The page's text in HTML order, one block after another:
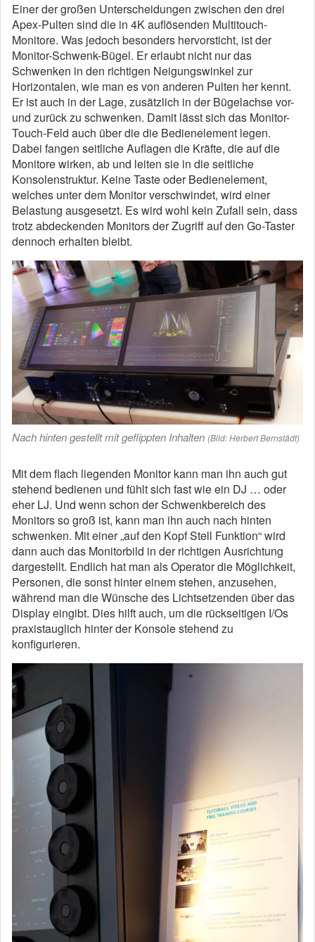
Einer der großen Unterscheidungen zwischen den drei
Apex-Pulten sind die in 4K auflösenden Multitouch-
Monitore. Was jedoch besonders hervorsticht, ist der
Monitor-Schwenk-Bügel. Er erlaubt nicht nur das
Schwenken in den richtigen Neigungswinkel zur
Horizontalen, wie man es von anderen Pulten her kennt.
Er ist auch in der Lage, zusätzlich in der Bügelachse vor-
und zurück zu schwenken. Damit lässt sich das Monitor-
Touch-Feld auch über die die Bedienelement legen.
Dabei fangen seitliche Auflagen die Kräfte, die auf die
Monitore wirken, ab und leiten sie in die seitliche
Konsolenstruktur. Keine Taste oder Bedienelement,
welches unter dem Monitor verschwindet, wird einer
Belastung ausgesetzt. Es wird wohl kein Zufall sein, dass
trotz abdeckenden Monitors der Zugriff auf den Go-Taster
dennoch erhalten bleibt.
Nach hinten gestellt mit geflippten Inhalten (Bild: Herbert Bernstädt)
Mit dem flach liegenden Monitor kann man ihn auch gut
stehend bedienen und fühlt sich fast wie ein DJ … oder
eher LJ. Und wenn schon der Schwenkbereich des
Monitors so groß ist, kann man ihn auch nach hinten
schwenken. Mit einer „auf den Kopf Stell Funktion“ wird
dann auch das Monitorbild in der richtigen Ausrichtung
dargestellt. Endlich hat man als Operator die Möglichkeit,
Personen, die sonst hinter einem stehen, anzusehen,
während man die Wünsche des Lichtsetzenden über das
Display eingibt. Dies hilft auch, um die rückseitigen I/Os
praxistauglich hinter der Konsole stehend zu
konfigurieren.